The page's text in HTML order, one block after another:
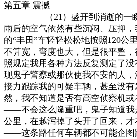
第五章 震撼
（21 ）盛开到消逝的一
雨后的空气依然有些沉闷、压抑，
的“丰田 ”车轻轻松松地按照120公
不算宽，弯度也大，但是很平整
照规定我用各种方法反复测定了
现鬼子警察或那伙使我不安的人，
接力跟踪我的可疑车辆，甚至没
然，我不知道是否有高空侦察机
——不会这么隆重吧，鬼子知道
公里，在越泻掉了头开了回来，
——这条路任何车辆都不可能企